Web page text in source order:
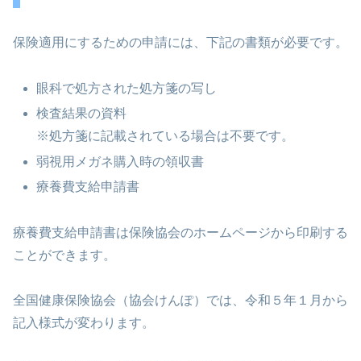
保険適用にするための申請には、下記の書類が必要です。
眼科で処方された処方箋の写し
検査結果の資料
※処方箋に記載されている場合は不要です。
弱視用メガネ購入時の領収書
療養費支給申請書
療養費支給申請書は保険協会のホームページから印刷する
ことができます。
全国健康保険協会（協会けんぽ）では、令和５年１月から
記入様式が変わります。